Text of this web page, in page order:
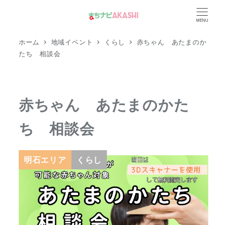
MENU
ホーム 地域イベント くらし
赤ちゃん あたまのか
たち 相談会
赤ちゃん あたまのかた
ち 相談会
明石エリア くらし